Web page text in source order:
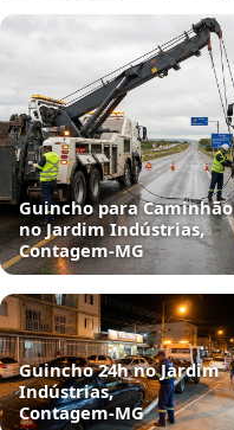
Guincho para Caminhão
no Jardim Indústrias,
Contagem‑MG
Guincho 24h no Jardim
Indústrias,
Contagem‑MG